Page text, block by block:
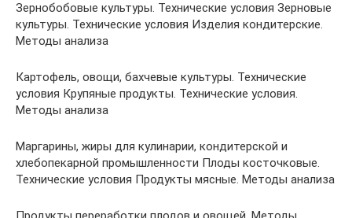
Зернобобовые культуры. Технические условия Зерновые
культуры. Технические условия Изделия кондитерские.
Методы анализа
Картофель, овощи, бахчевые культуры. Технические
условия Крупяные продукты. Технические условия.
Методы анализа
Маргарины, жиры для кулинарии, кондитерской и
хлебопекарной промышленности Плоды косточковые.
Технические условия Продукты мясные. Методы анализа